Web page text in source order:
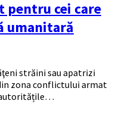
cei care
umanitară
străini sau apatrizi
zona conflictului armat
autoritățile…